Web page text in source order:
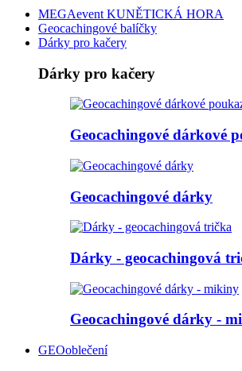
MEGAevent KUNĚTICKÁ HORA
Geocachingové balíčky
Dárky pro kačery
Dárky pro kačery
Geocachingové dárkové
Geocachingové dárky
Dárky - geocachingová
Geocachingové dárky -
GEOoblečení